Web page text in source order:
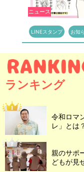
ニュース
LINEスタンプ お知
ランキング
令和ロマ
レ」とは
親のサポ
どもが見